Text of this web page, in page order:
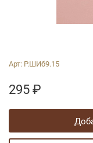
Арт: Р.ШИб9.15
295₽